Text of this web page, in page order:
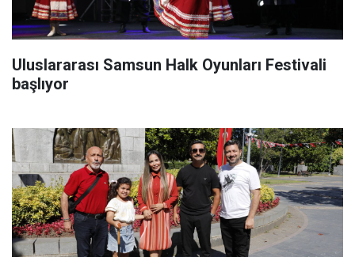
Uluslararası Samsun Halk Oyunları Festivali
başlıyor